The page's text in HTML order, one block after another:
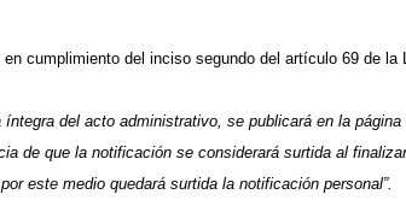
cumplimiento del inciso segundo del artículo 69 de la
del acto administrativo, se publicará en la
de que la notificación se considerará surtida al
este medio quedará surtida la notificación personal”.